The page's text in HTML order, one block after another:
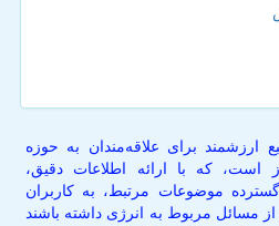
برای علاقه‌مندان به حوزه
است، که با ارائه اطلاعات دقیق،
موضوعات مرتبط، به کاربران
مسائل مربوط به انرژی داشته باشند